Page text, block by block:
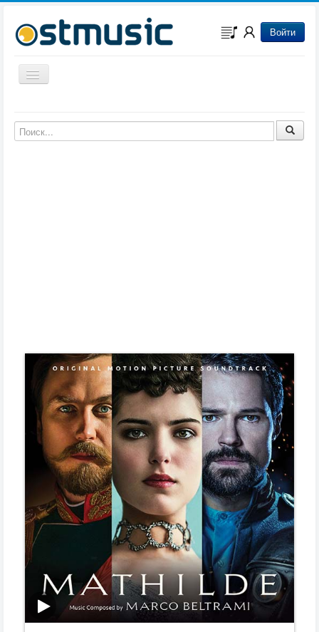
Войти
Включить/выключить навигацию
Музыка из мультфильмов
Музыка из сериалов